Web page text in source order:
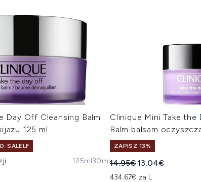
Day Off Cleansing Balm
125 ml
SALELF
5
detaliczna:
125ml30ml
Clinique Mini Take the
Balm balsam
ZAPISZ 13%
Sugerowana cena
14.95€Aktualna cena:
13.04€
434.67€ za L